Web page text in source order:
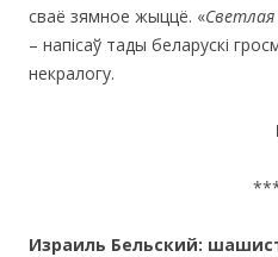
сваё зямное жыццё. «Светлая
– напісаў тады беларускі
некралогу.
Израиль Бельский: